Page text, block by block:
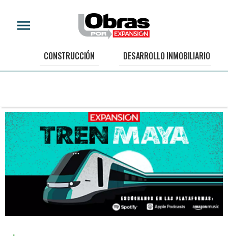
CONSTRUCCIÓN DESARROLLO INMOBILIARIO